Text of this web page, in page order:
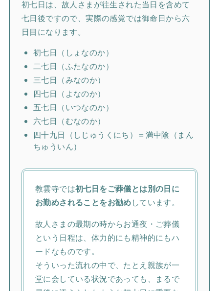
初七日は、故人さまが往生された当日を含めて
七日後ですので、実際の感覚では御命日から六
日目になります。
初七日（しょなのか）
二七日（ふたなのか）
三七日（みなのか）
四七日（よなのか）
五七日（いつなのか）
六七日（むなのか）
四十九日（しじゅうくにち）＝満中陰（まん
ちゅういん）
教雲寺では初七日をご葬儀とは別の日に
お勤めされることをお勧め しています。
故人さまの最期の時からお通夜・ご葬儀
という日程は、体力的にも精神的にもハ
ードなものです。
そういった流れの中で、たとえ親族が一
堂に会している状況であっても、まるで